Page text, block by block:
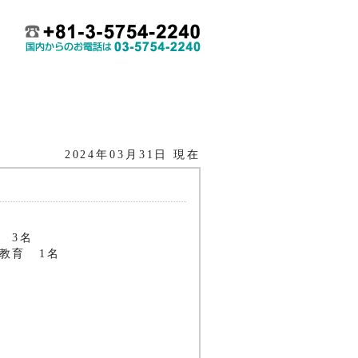
2024年03月31日 現在
3名
教育 1名